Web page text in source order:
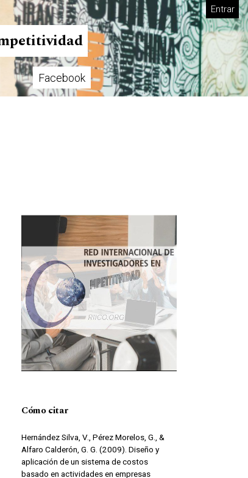
Entrar
Facebook
Imagen de portada
Cómo citar
Hernández Silva, V., Pérez Morelos, G., &
Alfaro Calderón, G. G. (2009). Diseño y
aplicación de un sistema de costos
basado en actividades en empresas